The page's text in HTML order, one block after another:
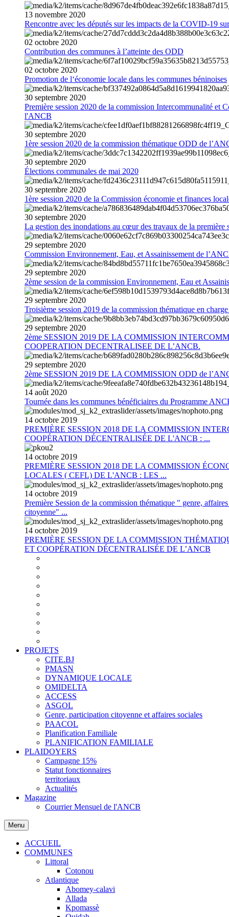
13 novembre 2020
Rencontre avec les députés sur les impacts de la COVID-19
02 octobre 2020
Contribution des communes à l’atteinte des ODD
02 octobre 2020
Promotion de l‘économie locale dans les communes béninoises
30 septembre 2020
Première session 2020 de la commission Intercommunalité et
l'ANCB
30 septembre 2020
1ère session 2020 de la commission thématique ODD de
30 septembre 2020
Élections communales de mai 2020
30 septembre 2020
1ère session 2020 de la Commission économie et finances
30 septembre 2020
La gestion des inondations au cœur des travaux de la première
29 septembre 2020
Commission Environnement, Eau, et Assainissement de
29 septembre 2020
2ème session de la commission Environnement, Eau et
29 septembre 2020
Troisième session 2019 de la commission thématique en
29 septembre 2020
2ème SESSION 2019 DE LA COMMISSION
COOPERATION DECENTRALISEE DE L’ANCB.
29 septembre 2020
2ème SESSION 2019 DE LA COMMISSION ODD de
14 août 2020
Tournée dans les communes bénéficiaires du Programme
14 octobre 2019
PREMIÈRE SESSION 2018 DE LA COMMISSION
COOPÉRATION DÉCENTRALISÉE DE L'ANCB : ...
14 octobre 2019
PREMIÈRE SESSION 2018 DE LA COMMISSION
LOCALES ( CEFL) DE L'ANCB : LES ...
14 octobre 2019
Première Session de la commission thématique " genre,
citoyenne" ...
14 octobre 2019
PREMIÈRE SESSION DE LA COMMISSION
ET COOPÉRATION DÉCENTRALISÉE DE L’ANCB
PROJETS
CITE.BJ
PMASN
DYNAMIQUE LOCALE
OMIDELTA
ACCESS
ASGOL
Genre, participation citoyenne et affaires sociales
PAACOL
Planification Familiale
PLANIFICATION FAMILIALE
PLAIDOYERS
Campagne 15%
Statut fonctionnaires
territoriaux
Actualités
Magazine
Courrier Mensuel de l'ANCB
Menu
ACCUEIL
COMMUNES
Littoral
Cotonou
Atlantique
Abomey-calavi
Allada
Kpomassè